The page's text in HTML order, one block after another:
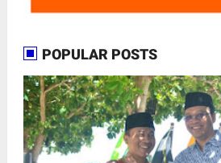
POPULAR POSTS